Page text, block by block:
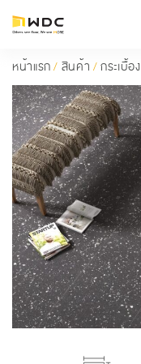
หน้าแรก/ สินค้า /กระเบื้อง